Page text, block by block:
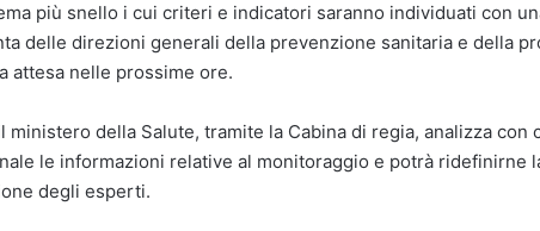
più snello i cui criteri e indicatori saranno individuati con
delle direzioni generali della prevenzione sanitaria e della
attesa nelle prossime ore.
ministero della Salute, tramite la Cabina di regia, analizza con
le informazioni relative al monitoraggio e potrà ridefinirne
degli esperti.